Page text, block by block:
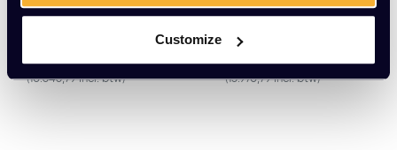
Customize
ard
(10.646,79 Incl. btw)
EUR 13.199,00 Excl.
(15.970,79 Incl. btw)